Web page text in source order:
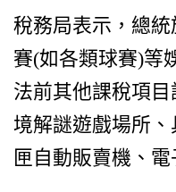
稅務局表示，總
賽(如各類球賽)等
法前其他課稅項
境解謎遊戲場所
匣自動販賣機、